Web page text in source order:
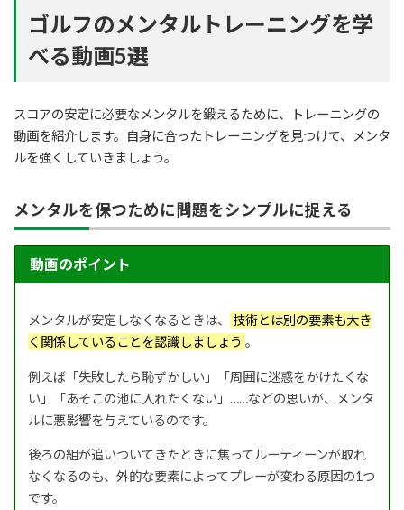
ゴルフのメンタルトレーニングを学
べる動画5選
スコアの安定に必要なメンタルを鍛えるために、トレーニングの
動画を紹介します。自身に合ったトレーニングを見つけて、メンタ
ルを強くしていきましょう。
メンタルを保つために問題をシンプルに捉える
動画のポイント
メンタルが安定しなくなるときは、
技術とは別の要素も大き
く関係していることを認識しましょう。
例えば「失敗したら恥ずかしい」「周囲に迷惑をかけたくな
い」「あそこの池に入れたくない」……などの思いが、メンタ
ルに悪影響を与えているのです。
後ろの組が追いついてきたときに焦ってルーティーンが取れ
なくなるのも、外的な要素によってプレーが変わる原因の1つ
です。